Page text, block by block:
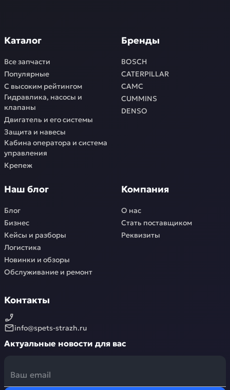
Каталог
Все запчасти
Популярные
С высоким рейтингом
Гидравлика, насосы и
клапаны
Двигатель и его системы
Защита и навесы
Кабина оператора и система
управления
Крепеж
Бренды
BOSCH
CATERPILLAR
CAMC
CUMMINS
DENSO
Наш блог
Блог
Бизнес
Кейсы и разборы
Логистика
Новинки и обзоры
Обслуживание и ремонт
Компания
О нас
Стать поставщиком
Реквизиты
Контакты
info@spets-strazh.ru
Актуальные новости для вас